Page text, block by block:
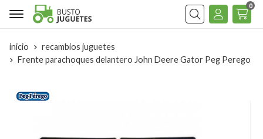
Buscar
0
inicio
recambios juguetes
Frente parachoques delantero John Deere Gator Peg Perego